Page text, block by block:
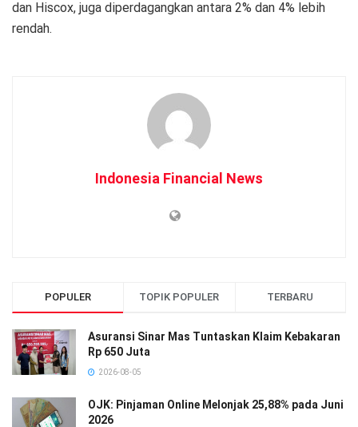
dan Hiscox, juga diperdagangkan antara 2% dan 4% lebih
rendah.
Indonesia Financial News
POPULER TOPIK POPULER TERBARU
Asuransi Sinar Mas Tuntaskan Klaim Kebakaran
Rp 650 Juta
2026-08-05
OJK: Pinjaman Online Melonjak 25,88% pada Juni
2026